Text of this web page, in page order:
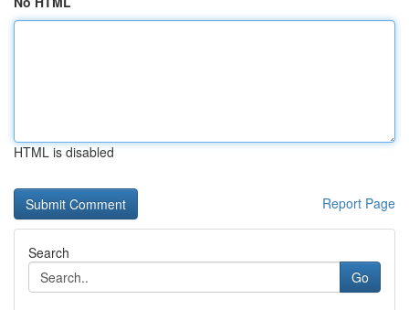
HTML is disabled
Report Page
Search
Go